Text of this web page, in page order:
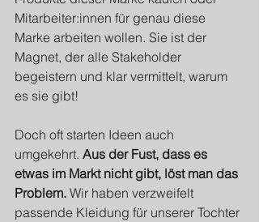
Mitarbeiter:innen für genau diese
Marke arbeiten wollen. Sie ist der
Magnet, der alle Stakeholder
begeistern und klar vermittelt, warum
es sie gibt!
Doch oft starten Ideen auch
umgekehrt. Aus der Fust, dass es
etwas im Markt nicht gibt, löst man das
Problem. Wir haben verzweifelt
passende Kleidung für unserer Tochter